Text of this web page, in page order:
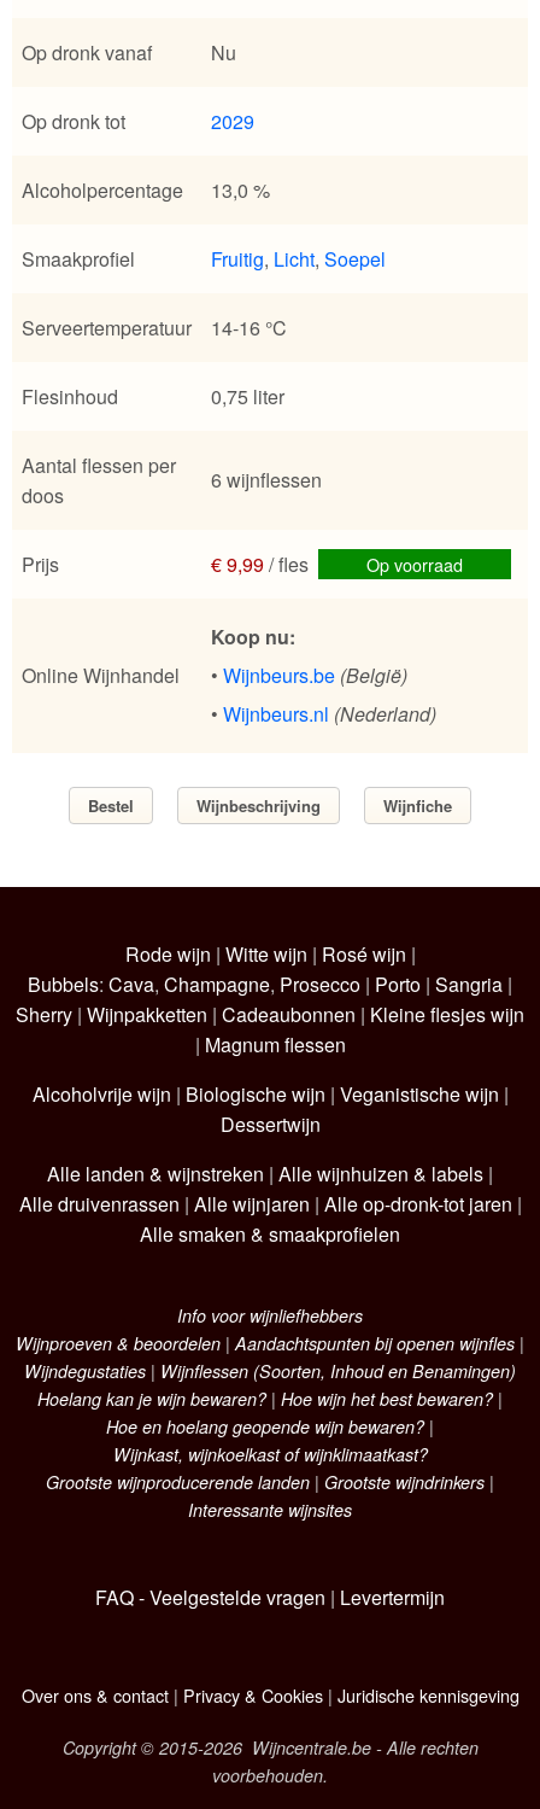
Op dronk vanaf Nu
Op dronk tot 2029
Alcoholpercentage 13,0 %
Smaakprofiel Fruitig, Licht, Soepel
Serveertemperatuur 14-16 °C
Flesinhoud 0,75 liter
Aantal flessen per
doos
6 wijnflessen
Prijs € 9,99/ fles Op voorraad
Online Wijnhandel
Koop nu:
• Wijnbeurs.be (België)
• Wijnbeurs.nl (Nederland)
Bestel Wijnbeschrijving Wijnfiche
Rode wijn | Witte wijn | Rosé wijn |
Bubbels: Cava, Champagne, Prosecco | Porto | Sangria |
Sherry | Wijnpakketten | Cadeaubonnen | Kleine flesjes wijn
| Magnum flessen
Alcoholvrije wijn | Biologische wijn | Veganistische wijn |
Dessertwijn
Alle landen & wijnstreken | Alle wijnhuizen & labels |
Alle druivenrassen | Alle wijnjaren | Alle op-dronk-tot jaren |
Alle smaken & smaakprofielen
Info voor wijnliefhebbers
Wijnproeven & beoordelen | Aandachtspunten bij openen wijnfles |
Wijndegustaties | Wijnflessen (Soorten, Inhoud en Benamingen)
Hoelang kan je wijn bewaren?| Hoe wijn het best bewaren?|
Hoe en hoelang geopende wijn bewaren?|
Wijnkast, wijnkoelkast of wijnklimaatkast?
Grootste wijnproducerende landen | Grootste wijndrinkers |
Interessante wijnsites
FAQ - Veelgestelde vragen | Levertermijn
Over ons & contact| Privacy & Cookies| Juridische kennisgeving
Copyright © 2015-2026 Wijncentrale.be - Alle rechten
voorbehouden.